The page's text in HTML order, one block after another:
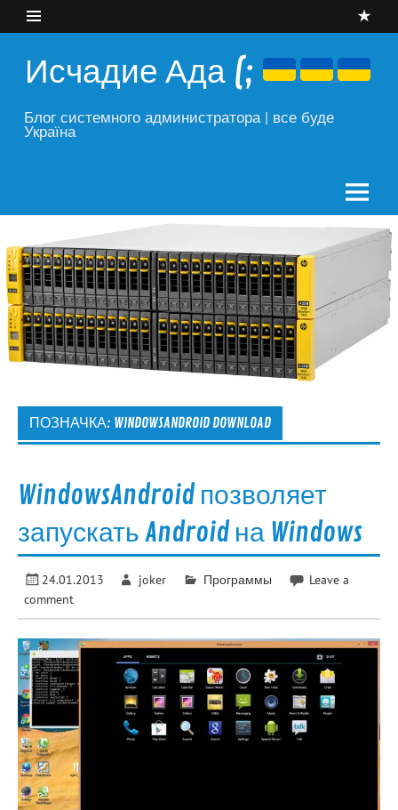
content
Исчадие Ада (;
Блог системного администратора | все буде
Україна
ПОЗНАЧКА: WINDOWSANDROID DOWNLOAD
WindowsAndroid позволяет
запускать Android на Windows
24.01.2013 joker Программы
Leave a
comment